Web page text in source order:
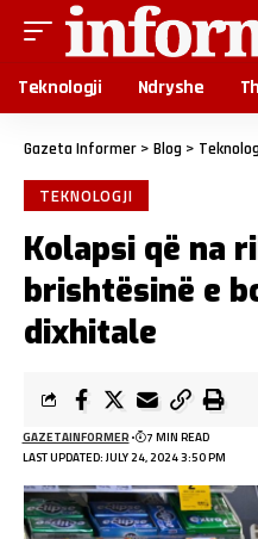
Teknologji Ndryshe
Gazeta Informer > Blog >
TEKNOLOGJI
Kolapsi që na
brishtësinë e
dixhitale
LAST UPDATED: JULY 24, 2024 3:50 PM
GAZETAINFORMER 7 MIN READ